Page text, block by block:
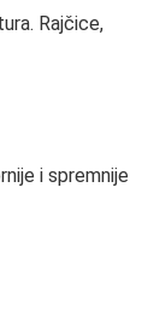
Rajčice,
i spremnije